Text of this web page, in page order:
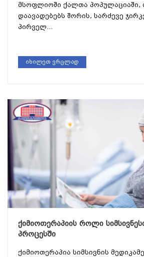
მსოფლიოში ქალთა
დაავადებებს შორის, სარძევე
პირველ...
იხილეთ ვრცლად
ქიმიოთერაპიის როლი
პროცესში
ქიმიოთერაპია სიმსივნის